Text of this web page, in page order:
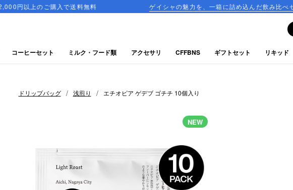
購入で送料無料 ゲイシャの魅力を、一箱に詰め込んだ飲み比べセットが登場！
ドリップバッグ / 浅煎り / エチオピア ゲデブ ゴチチ 10個入り
NEW
コーヒーセット ミルク・フード類 アクセサリ CFFBNS ギフトセット リキッド